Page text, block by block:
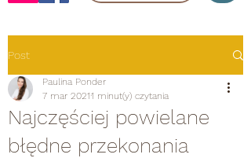
Post
Najczęściej powielane
błędne przekonania
Paulina Ponder
7 mar 20211 minut(y) czytania